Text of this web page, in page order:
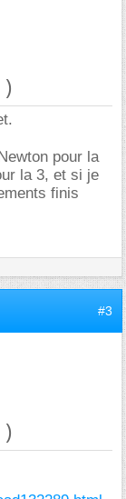
pour la
la 3, et si je
finis
#3